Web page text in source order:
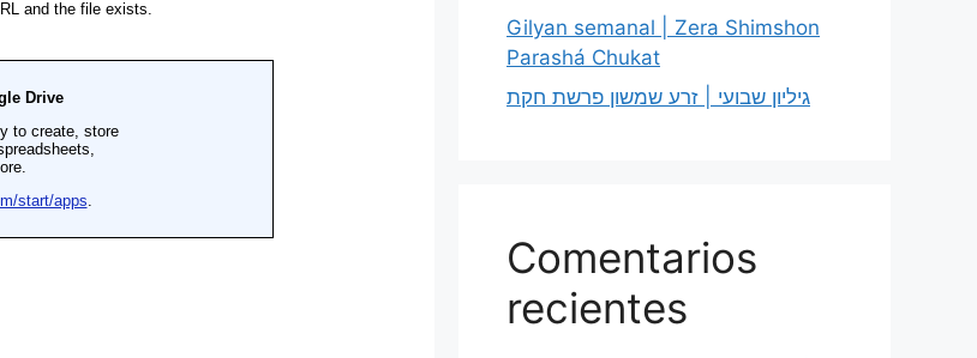
Gilyan semanal | Zera Shimshon
Parashá Chukat
גיליון שבועי | זרע שמשון פרשת חקת
Comentarios
recientes